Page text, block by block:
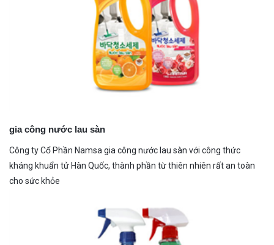
gia công nước lau sàn
Công ty Cổ Phần Namsa gia công nước lau sàn với công thức
kháng khuẩn tử Hàn Quốc, thành phần từ thiên nhiên rất an toàn
cho sức khỏe